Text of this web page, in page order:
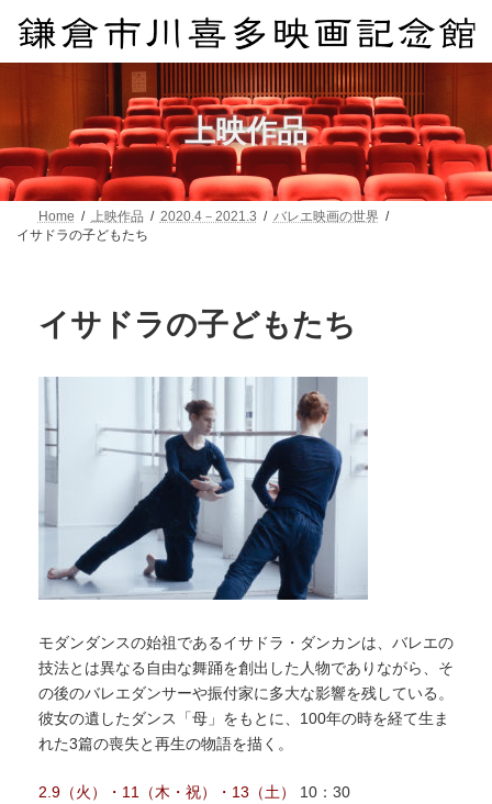
ン
ス
キ
ッ
プ
ー
ン
に
移
動
上映作品
Home 上映作品 2020.4－2021.3
バレエ映画の世界
イサドラの子どもたち
イサドラの子どもたち
モダンダンスの始祖であるイサドラ・ダンカンは、バレエの
技法とは異なる自由な舞踊を創出した人物でありながら、そ
の後のバレエダンサーや振付家に多大な影響を残している。
彼女の遺したダンス「母」をもとに、100年の時を経て生ま
れた3篇の喪失と再生の物語を描く。
2.9（火）・11（木・祝）・13（土）
10：30